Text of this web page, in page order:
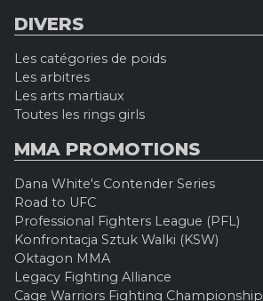
DIVERS
Les catégories de poids
Les arbitres
Les arts martiaux
Toutes les rings girls
MMA PROMOTIONS
Dana White's Contender Series
Road to UFC
Professional Fighters League (PFL)
Konfrontacja Sztuk Walki (KSW)
Oktagon MMA
Legacy Fighting Alliance
Cage Warriors Fighting Championship